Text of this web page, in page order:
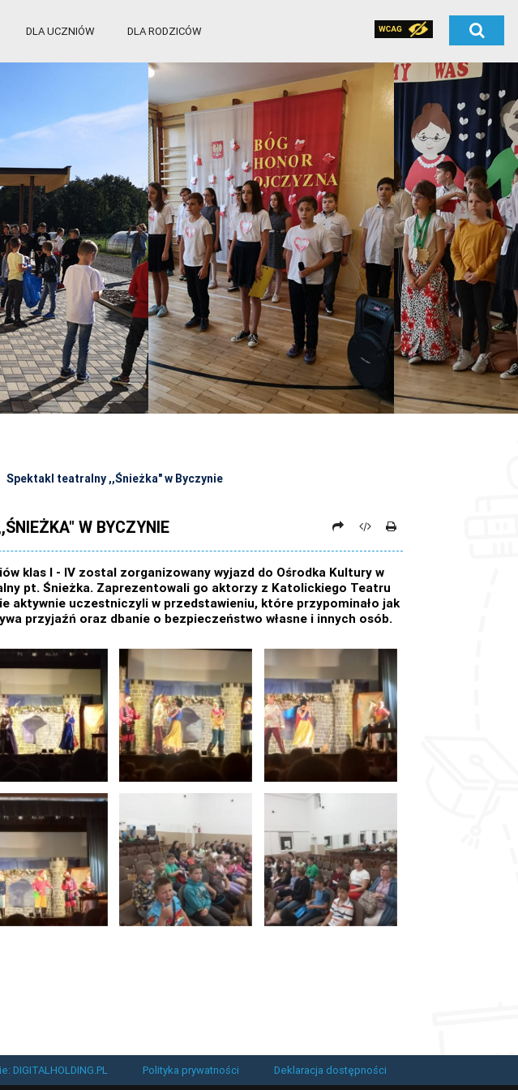
DLA UCZNIÓW DLA RODZICÓW
Spektakl teatralny ,,Śnieżka" w Byczynie
W BYCZYNIE
klas I - IV zostal zorganizowany wyjazd do Ośrodka Kultury w
pt. Śnieżka. Zaprezentowali go aktorzy z Katolickiego Teatru
aktywnie uczestniczyli w przedstawieniu, które przypominało jak
przyjaźń oraz dbanie o bezpieczeństwo własne i innych osób.
DIGITALHOLDING.PL Polityka prywatności Deklaracja dostępności